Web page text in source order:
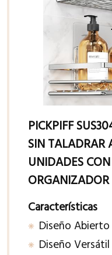
PICKPIFF
SIN TALADRAR
UNIDADES
ORGANIZADOR
Características
Diseño
Diseño